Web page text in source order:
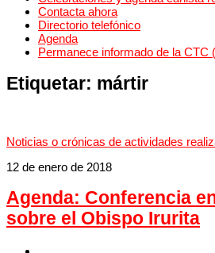
Contacta ahora
Directorio telefónico
Agenda
Permanece informado de la CTC
Etiquetar: mártir
Noticias o crónicas de actividades
12 de enero de 2018
Agenda: Conferencia
sobre el Obispo Irurita